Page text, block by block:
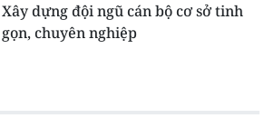
Xây dựng đội ngũ cán bộ cơ sở tinh
gọn, chuyên nghiệp